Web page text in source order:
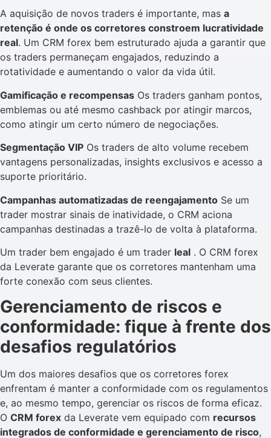
A aquisição de novos traders é importante, mas a
retenção é onde os corretores constroem lucratividade
real. Um CRM forex bem estruturado ajuda a garantir que
os traders permaneçam engajados, reduzindo a
rotatividade e aumentando o valor da vida útil.
Gamificação e recompensas Os traders ganham pontos,
emblemas ou até mesmo cashback por atingir marcos,
como atingir um certo número de negociações.
Segmentação VIP Os traders de alto volume recebem
vantagens personalizadas, insights exclusivos e acesso a
suporte prioritário.
Campanhas automatizadas de reengajamento Se um
trader mostrar sinais de inatividade, o CRM aciona
campanhas destinadas a trazê-lo de volta à plataforma.
Um trader bem engajado é um trader leal . O CRM forex
da Leverate garante que os corretores mantenham uma
forte conexão com seus clientes.
Gerenciamento de riscos e
conformidade: fique à frente dos
desafios regulatórios
Um dos maiores desafios que os corretores forex
enfrentam é manter a conformidade com os regulamentos
e, ao mesmo tempo, gerenciar os riscos de forma eficaz.
O CRM forex da Leverate vem equipado com recursos
integrados de conformidade e gerenciamento de risco,